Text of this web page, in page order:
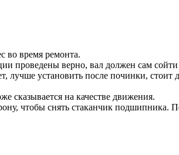
во время ремонта.
проведены верно, вал должен сам сойти
лучше установить после починки, стоит
сказывается на качестве движения.
чтобы снять стаканчик подшипника.